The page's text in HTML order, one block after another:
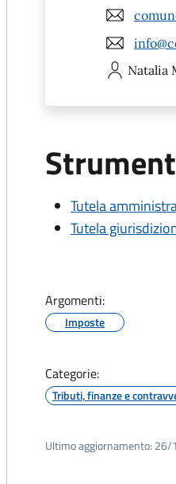
Natalia
Tutela
Tutela
Argomenti:
Imposte
Categorie:
Tributi, finanze e
Ultimo aggiornamento: 26/